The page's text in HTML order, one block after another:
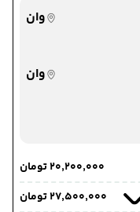
وان
وان
۲۰٬۲۰۰٬۰۰۰ تومان
۲۷٬۵۰۰٬۰۰۰ تومان